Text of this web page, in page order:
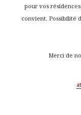
pour vos
convient. Possibilité
Merci de